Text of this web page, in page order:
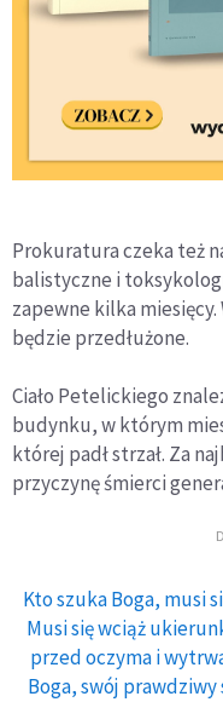
Prokuratura czeka też
balistyczne i
zapewne kilka
będzie przedłużone.
Ciało Petelickiego
budynku, w którym
której padł strzał. Za
przyczynę śmierci
Kto szuka Boga, musi
Musi się wciąż
przed oczyma i
Boga, swój prawdziwy